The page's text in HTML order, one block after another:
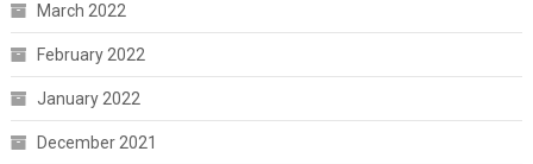
March 2022
February 2022
January 2022
December 2021